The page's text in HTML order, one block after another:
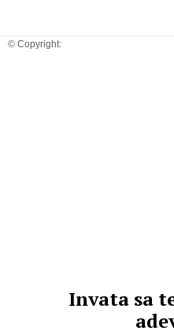
© Copyright:
Invata sa